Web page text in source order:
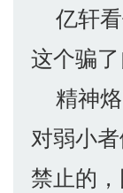
亿轩看
这个骗了
精神烙
对弱小
禁止的